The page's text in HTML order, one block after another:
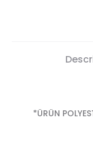
*ÜRÜN